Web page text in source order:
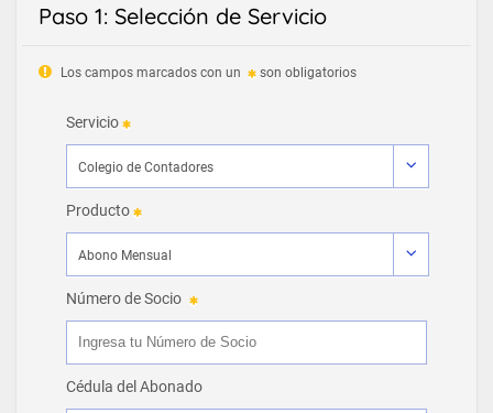
Paso 1: Selección de Servicio
Los campos marcados con un son obligatorios
Servicio
Producto
Número de Socio
Cédula del Abonado